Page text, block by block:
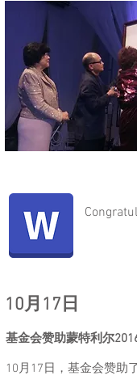
10月17日
基金会赞助蒙特利尔
10月17日，基金会赞助